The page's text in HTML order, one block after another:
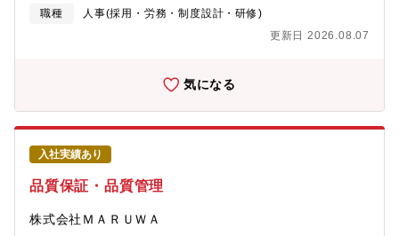
内の業務改善、労務リスク対策、離職防止施策の企画・推進など
にも関わり、将来的にはチーム運営やマネジメント領域での活躍
ことがミッションです。勤怠締め、給与・賞与計算、年末調整、
ロジェクトにも参画いただきます。要件定義・システム設定・検
質化を推進していただきます。【入社後に任せる業務】入社後
は、イビデングループの労務管理シェアードサービス業務を中心
に、下記業務を担当いただきます。・勤怠締め業務・給与計算、
賞与計算・年末調整業務・給与仕訳伝票などの労務関連実務・勤
怠管理に関する実務対応・人事系基幹システム刷新プロジェクト
への参画・システム導入に伴う要件定義、設定、検証、運用支
援・業務効率化、品質向上に向けた改善提案・会社および部内の
重点実施活動における企画立案、推進単なる労務事務ではなく、
イビデングループ全体の給与・勤怠業務を支えるシェアードサー
ビスとして、実務運営から業務改善、システム刷新まで幅広く携
職種
人事(採用・労務・制度設計・研修)
更新日 2026.08.07
気になる
入社実績あり
品質保証・品質管理
株式会社ＭＡＲＵＷＡ